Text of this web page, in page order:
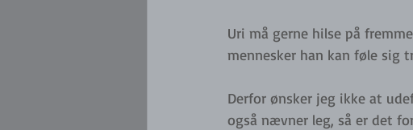
Uri må gerne hilse på
mennesker han kan føle sig
Derfor ønsker jeg ikke at
også nævner leg, så er det